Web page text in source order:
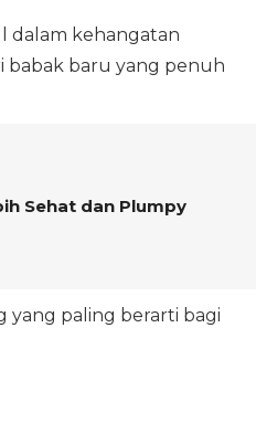
dalam kehangatan
babak baru yang penuh
Sehat dan Plumpy
yang paling berarti bagi